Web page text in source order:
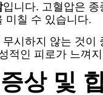
입니다. 고혈압은
미칠 수 있습니다.
시하지 않는 것
적인 피로가 느껴
상 및